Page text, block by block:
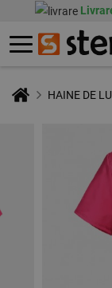
HAINE DE